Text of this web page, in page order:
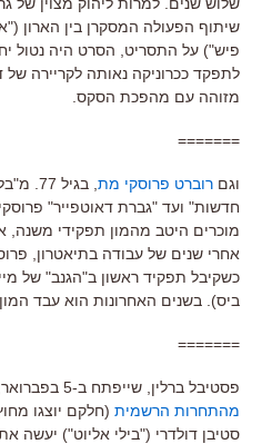
שיתוף הפעולה המסקרן בין הארון
פיש") על התסריט, הסרט היה נטול
לתפקד ככרוניקה נאותה לקריירה
מזוהה עם מהפכת הסקס.
=======
וגם רוברט פרוסקי מת
,
חדשות" ועד "גברת דאוטפייר"
מוכרים היטב מהמון תפקידי משנה,
אחרי שנים של עבודה בתיאטרון,
כשקיבל תפקיד ראשון ב"הגנב" של
ביס). בשנים האחרונות הוא עבד המון
=======
פסטיבל ברלין, שייפתח ב-5 בפברואר, פרסם מקבץ ראשון של
מהתחרות הרשמית (חלקם יוצגו
סטיבן דולדרי ("בילי אליוט") יעשה